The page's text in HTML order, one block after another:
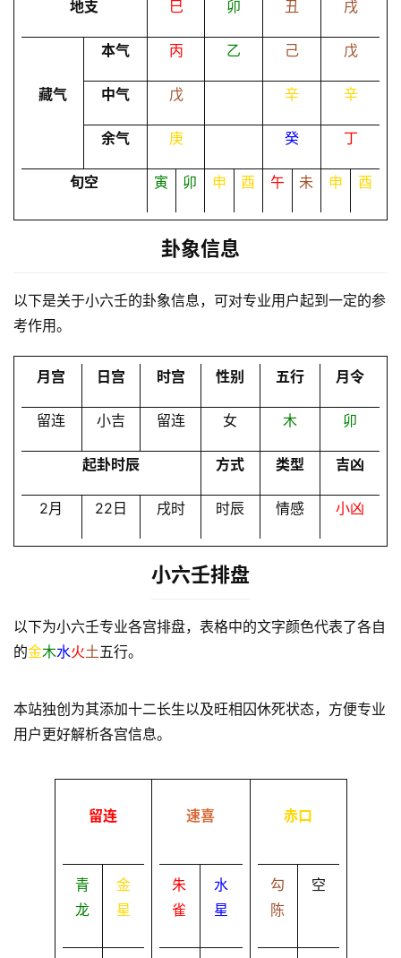
梦
务
地支 巳 卯 丑 戌
本气 丙 乙 己 戊
藏气 中气 戊 辛 辛
余气 庚 癸 丁
旬空 寅 卯 申 酉 午 未 申 酉
卦象信息
以下是关于小六壬的卦象信息，可对专业用户起到一定的参
考作用。
月宫 日宫 时宫 性别 五行 月令
留连 小吉 留连 女 木 卯
起卦时辰 方式 类型 吉凶
2月 22日 戌时 时辰 情感 小凶
小六壬排盘
以下为小六壬专业各宫排盘，表格中的文字颜色代表了各自
的金木水火土五行。
本站独创为其添加十二长生以及旺相囚休死状态，方便专业
用户更好解析各宫信息。
留连
青
龙
金
星
速喜
朱
雀
水
星
赤口
勾
陈
空